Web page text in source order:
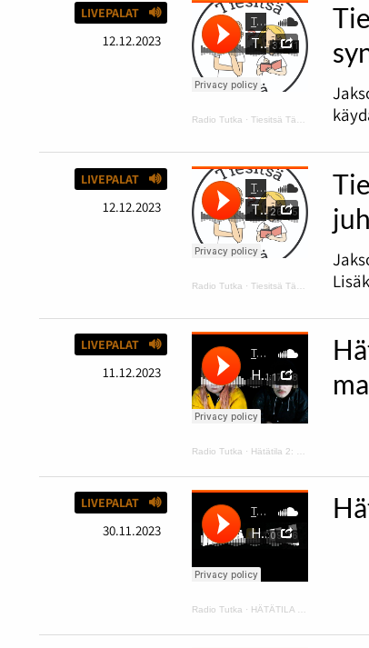
LIVEPALAT
12.12.2023
Radio Tutka ·Tiesitsä Tätä: harmaus ja Disneyn synttärit
LIVEPALAT
12.12.2023
Radio Tutka ·Tiesitsä Tätä: Halloween
LIVEPALAT
11.12.2023
Radio Tutka · Hätätila 2: kurpitsakeittoa ja makaroonimössöä
LIVEPALAT
30.11.2023
Radio Tutka · HÄTÄTILA podcast 1